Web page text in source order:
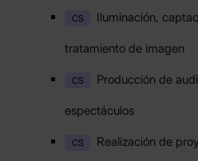
CS Iluminación,
tratamiento de imagen
CS Producción de
espectáculos
CS Realización de